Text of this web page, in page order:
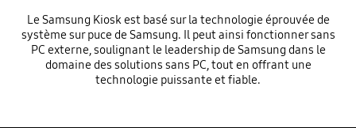
Le Samsung Kiosk est basé sur la technologie éprouvée de
système sur puce de Samsung. Il peut ainsi fonctionner sans
PC externe, soulignant le leadership de Samsung dans le
domaine des solutions sans PC, tout en offrant une
technologie puissante et fiable.